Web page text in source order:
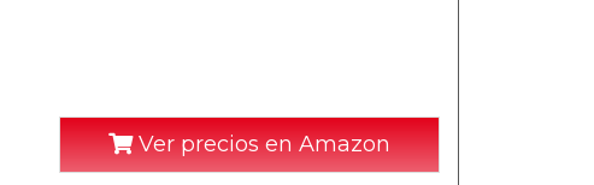
Ver precios en Amazon